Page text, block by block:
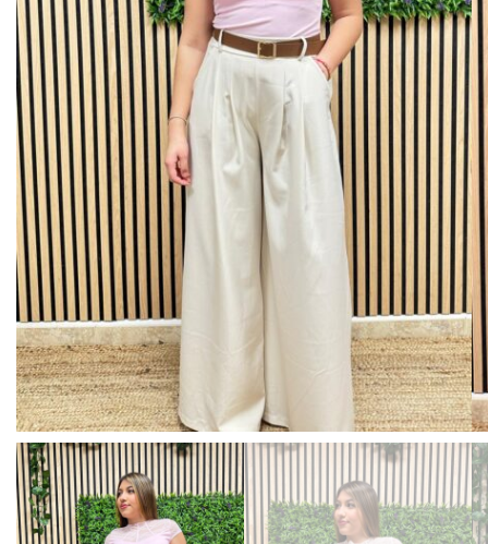
BISUTERIA
BOLSOS Y MONEDEROS
CALZADO
COMPLEMENTOS
TECNOLOGIA
TARJETAS REGALO